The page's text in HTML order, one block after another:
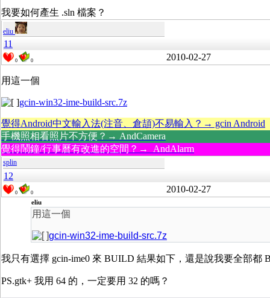
我要如何產生 .sln 檔案？
eliu
11
0 0 2010-02-27
用這一個
gcin-win32-ime-build-src.7z
覺得Android中文輸入法(注音、倉頡)不易輸入？→ gcin Android
手機照相看照片不方便？→ AndCamera
覺得鬧鐘/行事曆有改進的空間？→ AndAlarm
splin
12
0 0 2010-02-27
eliu
用這一個
gcin-win32-ime-build-src.7z
我只有選擇 gcin-ime0 來 BUILD 結果如下，還是說我要全部都
PS.gtk+ 我用 64 的，一定要用 32 的嗎？